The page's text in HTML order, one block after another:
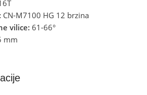
CN-M7100 HG 12 brzina
vilice: 61-66°
mm